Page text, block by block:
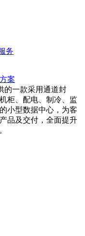
务
案
的一款采用通道封
柜、配电、制冷、监
小型数据中心，为客
品及交付，全面提升